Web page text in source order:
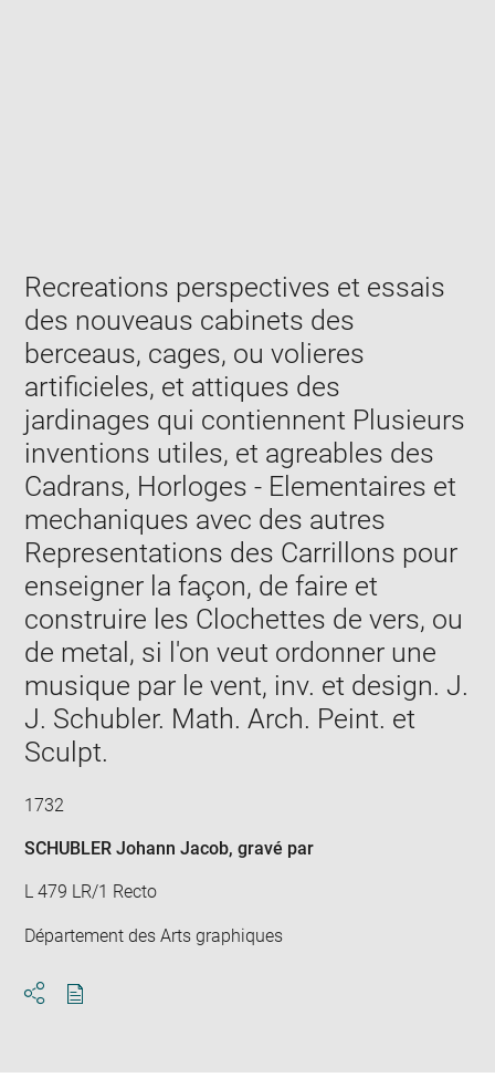
window
Recreations perspectives et essais
des nouveaus cabinets des
berceaus, cages, ou volieres
artificieles, et attiques des
jardinages qui contiennent Plusieurs
inventions utiles, et agreables des
Cadrans, Horloges - Elementaires et
mechaniques avec des autres
Representations des Carrillons pour
enseigner la façon, de faire et
construire les Clochettes de vers, ou
de metal, si l'on veut ordonner une
musique par le vent, inv. et design. J.
J. Schubler. Math. Arch. Peint. et
Sculpt.
1732
SCHUBLER Johann Jacob, gravé par
L 479 LR/1 Recto
Département des Arts graphiques